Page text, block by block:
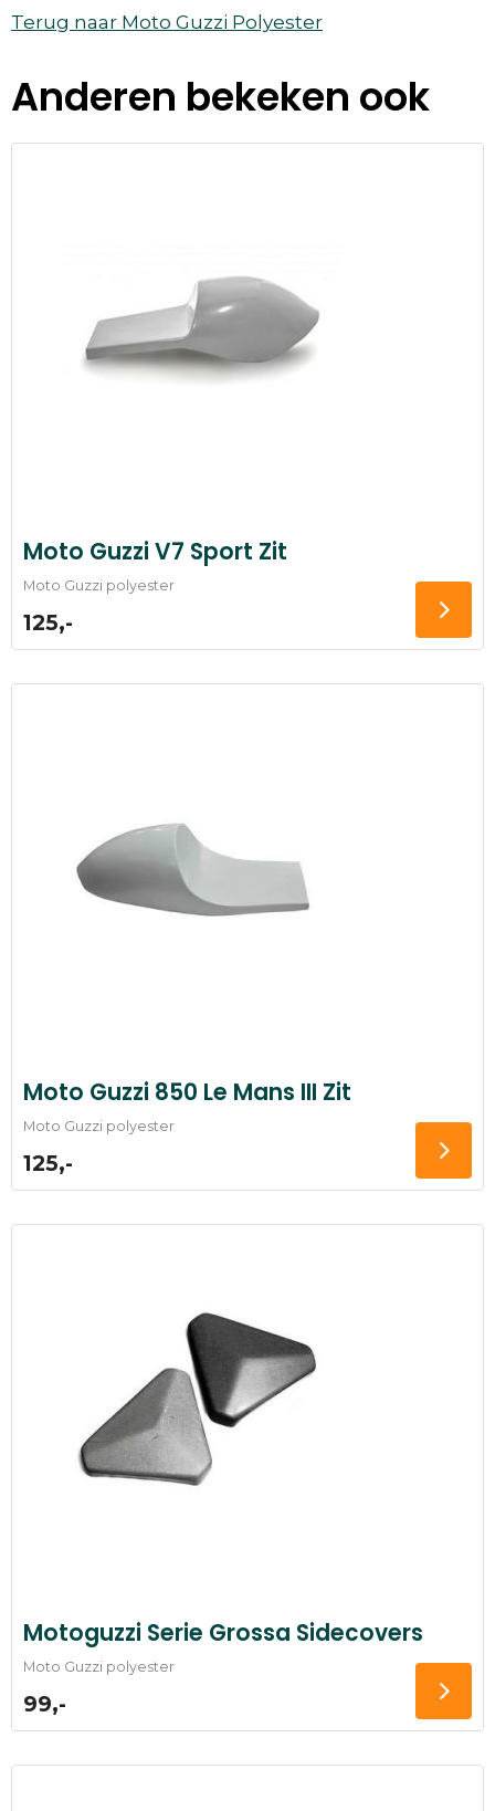
Terug naar Moto Guzzi Polyester
Anderen bekeken ook
Moto Guzzi V7 Sport Zit
Moto Guzzi polyester
125,-
Moto Guzzi 850 Le Mans III Zit
Moto Guzzi polyester
125,-
Motoguzzi Serie Grossa Sidecovers
Moto Guzzi polyester
99,-